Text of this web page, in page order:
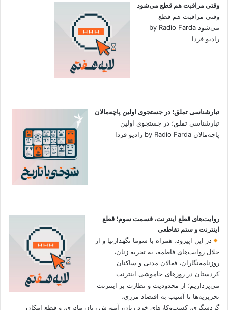
وقتی مراقبت هم قطع می‌شود
وقتی مراقبت هم قطع
می‌شود by Radio Farda
رادیو فردا
تبارشناسی تملق؛ در جستجوی اولین‌ پاچه‌مالان
تبارشناسی تملق؛ در جستجوی اولین‌
پاچه‌مالان by Radio Farda رادیو فردا
روایت‌های قطع اینترنت، قسمت سوم؛ قطع
اینترنت و ستم تقاطعی
در این اپیزود، همراه با سوما نگهدارنیا و از
خلال روایت‌های فاطمه، به تجربه زنان،
روزنامه‌نگاران، فعالان مدنی و ساکنان
کردستان در روزهای خاموشی اینترنت
می‌پردازیم؛ از محدودیت و نظارت بر اینترنت
تحریریه‌ها تا آسیب به اقتصاد مرزی،
گردشگری، کسب‌وکارهای خرد زنان، آموزش زبان مادری، و قطع امکان